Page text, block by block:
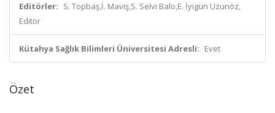
Editörler: S. Topbaş,İ. Maviş,S. Selvi Balo,E. İyigün Uzunöz,
Editör
Kütahya Sağlık Bilimleri Üniversitesi Adresli: Evet
Özet